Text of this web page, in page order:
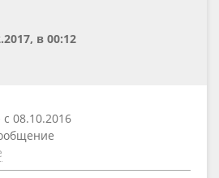
в 00:12
08.10.2016